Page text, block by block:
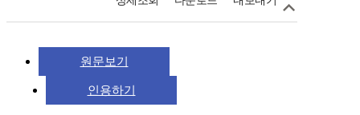
원문보기
인용하기